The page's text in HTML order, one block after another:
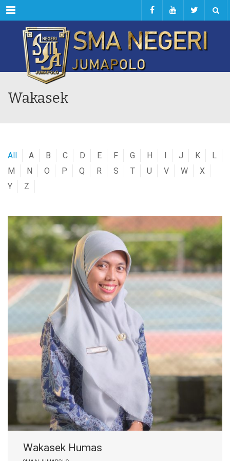
Menu
Wakasek
All A B C D E F G H I J K
L
M
N O P Q R S T U V W
X
Y
Z
Wakasek Humas